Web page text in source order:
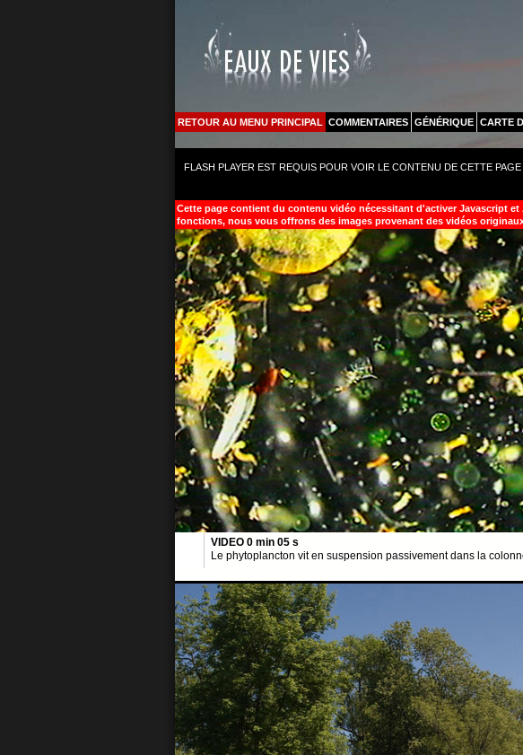
RETOUR AU MENU PRINCIPAL COMMENTAIRES GÉNÉRIQUE CARTE
FLASH PLAYER EST REQUIS POUR VOIR LE CONTENU DE CETTE PAGE
Cette page contient du contenu vidéo nécessitant d'activer Javascript et
fonctions, nous vous offrons des images provenant des vidéos
VIDEO 0 min 05 s
Le phytoplancton vit en suspension passivement dans la